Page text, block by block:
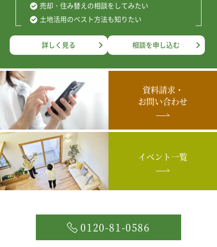
売却・住み替えの相談をしてみたい
土地活用のベスト方法も知りたい
詳しく見る 相談を申し込む
資料請求・
お問い合わせ
イベント一覧
0120-81-0586